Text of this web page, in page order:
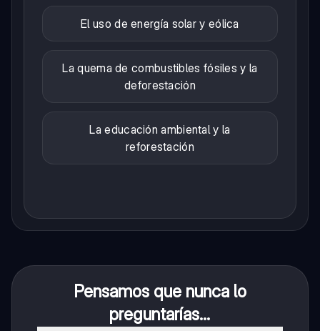
El uso de energía solar y eólica
La quema de combustibles fósiles y la
deforestación
La educación ambiental y la
reforestación
Pensamos que nunca lo
preguntarías...